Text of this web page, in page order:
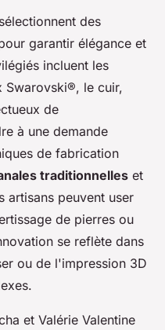
sélectionnent des
garantir élégance et
incluent les
Swarovski®, le cuir,
de
à une demande
de fabrication
traditionnelles et
artisans peuvent user
de pierres ou
se reflète dans
ou de l'impression 3D
et Valérie Valentine